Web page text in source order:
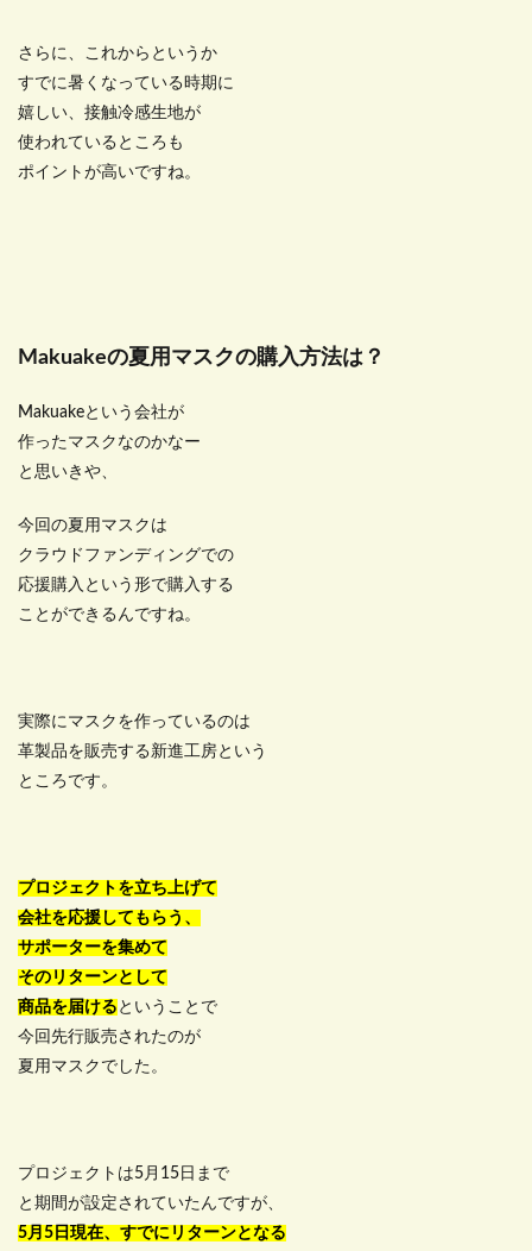
さらに、これからというか
すでに暑くなっている時期に
嬉しい、接触冷感生地が
使われているところも
ポイントが高いですね。
Makuakeの夏用マスクの購入方法は？
Makuakeという会社が
作ったマスクなのかなー
と思いきや、
今回の夏用マスクは
クラウドファンディングでの
応援購入という形で購入する
ことができるんですね。
実際にマスクを作っているのは
革製品を販売する新進工房という
ところです。
プロジェクトを立ち上げて
会社を応援してもらう、
サポーターを集めて
そのリターンとして
商品を届ける ということで
今回先行販売されたのが
夏用マスクでした。
プロジェクトは5月15日まで
と期間が設定されていたんですが、
5月5日現在、すでにリターンとなる